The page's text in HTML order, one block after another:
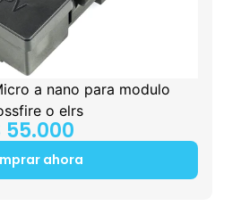
a nano para modulo
o elrs
55.000
ahora